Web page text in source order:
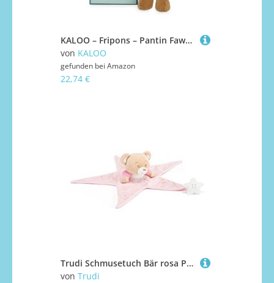
KALOO – Fripons – Pantin Fawn Nathan – Plüsch und Baby-Schmusetuch – Ideal für die Geburt – braun – 25 cm – Ab der Geburt – K205003
von KALOO
gefunden bei Amazon
22,74 €
Trudi Schmusetuch Bär rosa Plüsch und Doudou für Babys. Baby-Teddybären für Kinder. Neugeborenengeschenk für die ersten Monate | 37x10x32cm Größe S | Baby Star | Modell 18178
von Trudi